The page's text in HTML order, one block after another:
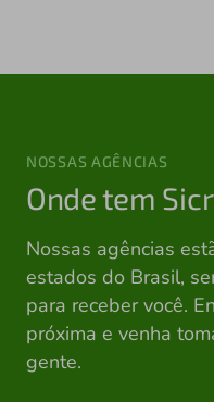
NOSSAS AGÊNCIAS
Onde tem
Nossas agências
estados do Brasil,
para receber você.
próxima e venha
gente.